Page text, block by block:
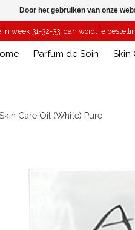
week 31-32-33, dan wordt je
Parfum de Soin Skin
Care Oil (White) Pure
Door het gebruiken van onze